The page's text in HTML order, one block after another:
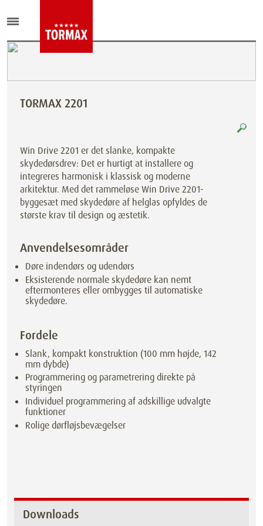
TORMAX 2201
Win Drive 2201 er det slanke, kompakte
skydedørsdrev: Det er hurtigt at installere og
integreres harmonisk i klassisk og moderne
arkitektur. Med det rammeløse Win Drive 2201-
byggesæt med skydedøre af helglas opfyldes de
største krav til design og æstetik.
Anvendelsesområder
Døre indendørs og udendørs
Eksisterende normale skydedøre kan nemt
eftermonteres eller ombygges til automatiske
skydedøre.
Fordele
Slank, kompakt konstruktion (100 mm højde, 142
mm dybde)
Programmering og parametrering direkte på
styringen
Individuel programmering af adskillige udvalgte
funktioner
Rolige dørfløjsbevægelser
Downloads